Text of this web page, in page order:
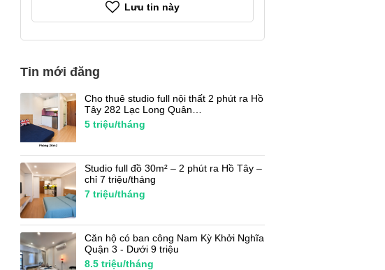
Lưu tin này
Tin mới đăng
Cho thuê studio full nội thất 2 phút ra Hồ
Tây 282 Lạc Long Quân…
5 triệu/tháng
Studio full đồ 30m² – 2 phút ra Hồ Tây –
chỉ 7 triệu/tháng
7 triệu/tháng
Căn hộ có ban công Nam Kỳ Khởi Nghĩa
Quận 3 - Dưới 9 triệu
8.5 triệu/tháng